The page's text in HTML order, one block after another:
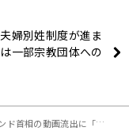
婦別姓制度が進ま
一部宗教団体への
らしない国会議員の姿とか、見たいよね」素直な感想を語る